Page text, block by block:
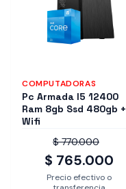
COMPUTADORAS
Pc Armada I5 12400
Ram 8gb Ssd 480gb +
Wifi
$ 770.000
$ 765.000
Precio efectivo o